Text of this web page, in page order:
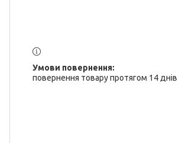
повернення товару протягом 14 днів